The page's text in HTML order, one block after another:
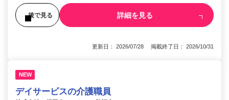
後で見る 詳細を見る
更新日： 2026/07/28 掲載終了日： 2026/10/31
NEW
デイサービスの介護職員